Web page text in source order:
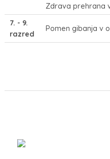
Zdrava prehrana
7. - 9.
razred
Pomen gibanja v